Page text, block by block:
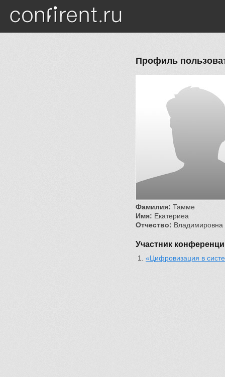
Перейти к основному содержанию
Профиль
Фамилия: Тамме
Имя: Екатериеа
Отчество: Владимировна
Участник
«Цифровизация в